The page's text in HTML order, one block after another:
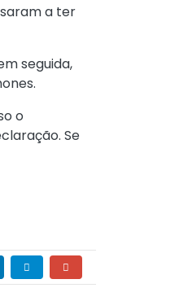
a ter
seguida,
o
Se